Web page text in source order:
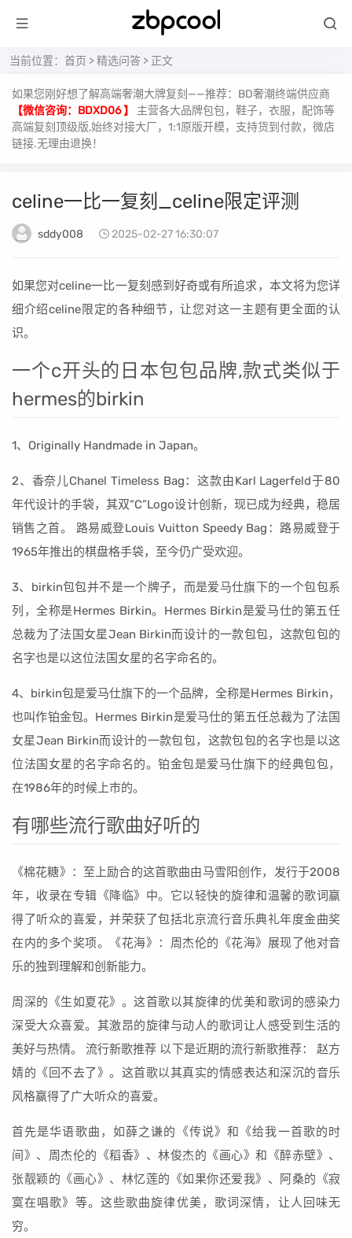
当前位置： 首页 >精选问答 > 正文
如果您刚好想了解高端奢潮大牌复刻——推荐：BD奢潮终端供应商
【微信咨询：BDXD06 】
主营各大品牌包包，鞋子，衣服，配饰等
高端复刻顶级版,始终对接大厂，1:1原版开模，支持货到付款，微店
链接.无理由退换！
celine一比一复刻_celine限定评测
sddy008 2025-02-27 16:30:07
如果您对celine一比一复刻感到好奇或有所追求，本文将为您详
细介绍celine限定的各种细节，让您对这一主题有更全面的认
识。
一个c开头的日本包包品牌,款式类似于
hermes的birkin
1、Originally Handmade in Japan。
2、香奈儿Chanel Timeless Bag：这款由Karl Lagerfeld于80
年代设计的手袋，其双“C”Logo设计创新，现已成为经典，稳居
销售之首。 路易威登Louis Vuitton Speedy Bag：路易威登于
1965年推出的棋盘格手袋，至今仍广受欢迎。
3、birkin包包并不是一个牌子，而是爱马仕旗下的一个包包系
列，全称是Hermes Birkin。Hermes Birkin是爱马仕的第五任
总裁为了法国女星Jean Birkin而设计的一款包包，这款包包的
名字也是以这位法国女星的名字命名的。
4、birkin包是爱马仕旗下的一个品牌，全称是Hermes Birkin，
也叫作铂金包。Hermes Birkin是爱马仕的第五任总裁为了法国
女星Jean Birkin而设计的一款包包，这款包包的名字也是以这
位法国女星的名字命名的。铂金包是爱马仕旗下的经典包包，
在1986年的时候上市的。
有哪些流行歌曲好听的
《棉花糖》：至上励合的这首歌曲由马雪阳创作，发行于2008
年，收录在专辑《降临》中。它以轻快的旋律和温馨的歌词赢
得了听众的喜爱，并荣获了包括北京流行音乐典礼年度金曲奖
在内的多个奖项。《花海》：周杰伦的《花海》展现了他对音
乐的独到理解和创新能力。
周深的《生如夏花》。这首歌以其旋律的优美和歌词的感染力
深受大众喜爱。其激昂的旋律与动人的歌词让人感受到生活的
美好与热情。 流行新歌推荐 以下是近期的流行新歌推荐： 赵方
婧的《回不去了》。这首歌以其真实的情感表达和深沉的音乐
风格赢得了广大听众的喜爱。
首先是华语歌曲，如薛之谦的《传说》和《给我一首歌的时
间》、周杰伦的《稻香》、林俊杰的《画心》和《醉赤壁》、
张靓颖的《画心》、林忆莲的《如果你还爱我》、阿桑的《寂
寞在唱歌》等。这些歌曲旋律优美，歌词深情，让人回味无
穷。